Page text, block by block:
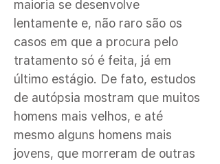
maioria se desenvolve
lentamente e, não raro são os
casos em que a procura pelo
tratamento só é feita, já em
último estágio. De fato, estudos
de autópsia mostram que muitos
homens mais velhos, e até
mesmo alguns homens mais
jovens, que morreram de outras